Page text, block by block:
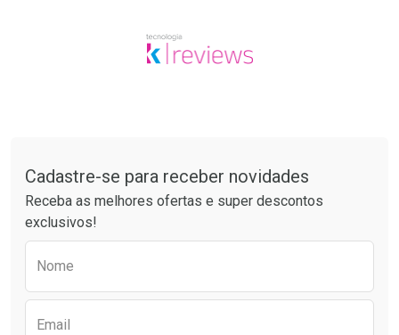
Cadastre-se para receber novidades
Receba as melhores ofertas e super descontos
exclusivos!
Nome
Email